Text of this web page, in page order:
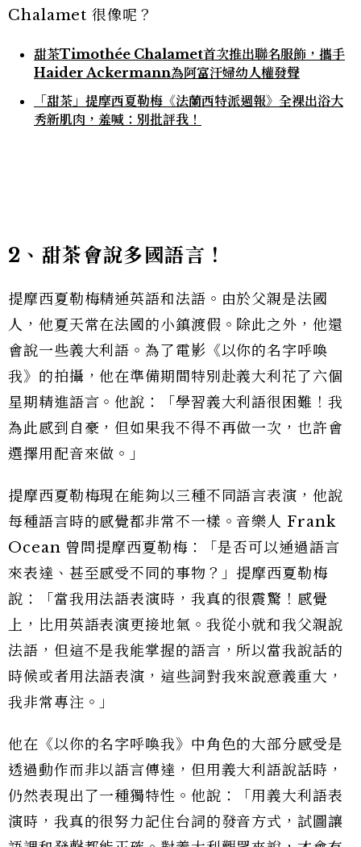
Chalamet 很像呢？
甜茶Timothée Chalamet首次推出聯名服飾，攜手
Haider Ackermann為阿富汗婦幼人權發聲
「甜茶」提摩西夏勒梅《法蘭西特派週報》全裸出浴大
秀新肌肉，羞喊：別批評我！
2 、甜茶會說多國語言！
提摩西夏勒梅精通英語和法語。由於父親是法國
人，他夏天常在法國的小鎮渡假。除此之外，他還
會說一些義大利語。為了電影《以你的名字呼喚
我》的拍攝，他在準備期間特別赴義大利花了六個
星期精進語言。他說：「學習義大利語很困難！我
為此感到自豪，但如果我不得不再做一次，也許會
選擇用配音來做。」
提摩西夏勒梅現在能夠以三種不同語言表演，他說
每種語言時的感覺都非常不一樣。音樂人 Frank
Ocean 曾問提摩西夏勒梅：「是否可以通過語言
來表達、甚至感受不同的事物？」提摩西夏勒梅
說：「當我用法語表演時，我真的很震驚！感覺
上，比用英語表演更接地氣。我從小就和我父親說
法語，但這不是我能掌握的語言，所以當我說話的
時候或者用法語表演，這些詞對我來說意義重大，
我非常專注。」
他在《以你的名字呼喚我》中角色的大部分感受是
透過動作而非以語言傳達，但用義大利語說話時，
仍然表現出了一種獨特性。他說：「用義大利語表
演時，我真的很努力記住台詞的發音方式，試圖讓